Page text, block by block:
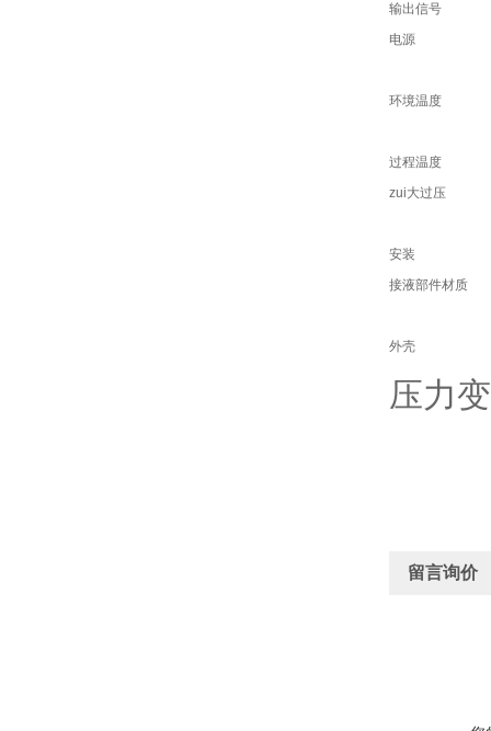
输出信号
电源
环境温度
过程温度
zui大过压
安装
接液部件材质
外壳
压力
留言询价